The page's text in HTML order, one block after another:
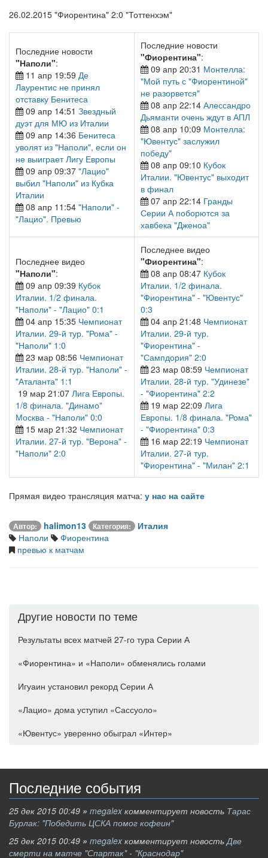
26.02.2015 "Фиорентина" 2:0 "Тоттенхэм"
Последние новости
"Наполи":
11 апр 19:59 Де
Лаурентис не принял
отставку Бенитеса
09 апр 14:51 Звездный
дуэт для МЮ из Италии
09 апр 14:36 Бенитеса
уволят из "Наполи", если он
не выиграет Лигу Европы
09 апр 09:37 "Лацио"
выбил "Наполи" из Кубка
Италии
08 апр 11:54 "Наполи" -
"Лацио". Превью
Последние новости
"Фиорентина":
09 апр 20:31 Монтелла:
"Мой путь с "Фиорентиной"
не разорвется"
08 апр 22:14 Алессандро
Дьяманти очень ждут в АПЛ
08 апр 10:09 Монтелла:
"Ювентус" заслужил
победу"
08 апр 09:10 Кубок
Италии. "Ювентус" выходит
в финал
07 апр 22:14 Гранды
Серии А поборются за
хавбека "Дженоа"
Последнее видео
"Наполи":
09 апр 09:39 Кубок
Италии. 1/2 финала.
"Наполи" - "Лацио" 0:1
04 апр 15:35 Чемпионат
Италии. 29-й тур. "Рома" -
"Наполи" 1:0
23 мар 08:56 Чемпионат
Италии. 28-й тур. "Наполи" -
"Аталанта" 1:1
19 мар 21:07 Лига Европы.
1/8 финала. "Динамо"
Москва - "Наполи" 0:0
15 мар 21:32 Чемпионат
Италии. 27-й тур. "Верона" -
"Наполи" 2:0
Последнее видео
"Фиорентина":
08 апр 08:47 Кубок
Италии. 1/2 финала.
"Фиорентина" - "Ювентус"
0:3
04 апр 21:48 Чемпионат
Италии. 29-й тур.
"Фиорентина" -
"Сампдория" 2:0
23 мар 08:59 Чемпионат
Италии. 28-й тур. "Удинезе"
- "Фиорентина" 2:2
19 мар 22:09 Лига
Европы. 1/8 финала. "Рома"
- "Фиорентина" 0:3
16 мар 22:19 Чемпионат
Италии. 27-й тур.
"Фиорентина" - "Милан" 2:1
Прямая видео трансляция матча: у нас на сайте
Автор: halimon13 Категория:
Италия
Наполи
Фиорентина
превью к матчам
Другие новости по теме
Результаты всех матчей 27-го тура Серии А
«Фиорентина» и «Наполи» обменялись голами
Игуаин установил рекорд Серии А
«Лацио» дома уступил «Сассуоло»
«Ювентус» уверенно обыграл «Интер»
Последние события
25 дек 2015 00:49 » megalex комментирует новость Тарас
Бурлак: "Победить ЦСКА помог кофеин"
25 дек 2015 00:49 » megalex комментирует новость Две
смерти на матче "Спартак" - "Краснодар"